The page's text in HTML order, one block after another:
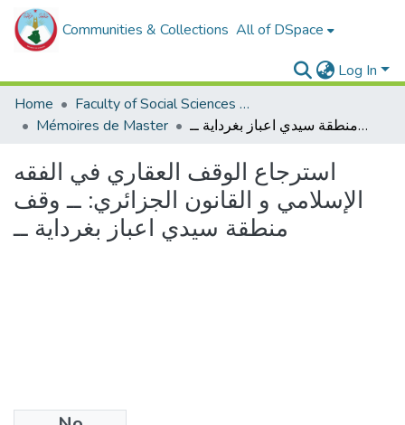
Communities & Collections All of DSpace
Log In
Home
Faculty of Social Sciences and Humanities
Mémoires de Master
استرجاع الوقف العقاري في الفقه الإسلامي و القانون الجزائري: ــ وقف منطقة سيدي اعباز بغرداية ــ
استرجاع الوقف العقاري في الفقه
الإسلامي و القانون الجزائري: ــ وقف
منطقة سيدي اعباز بغرداية ــ